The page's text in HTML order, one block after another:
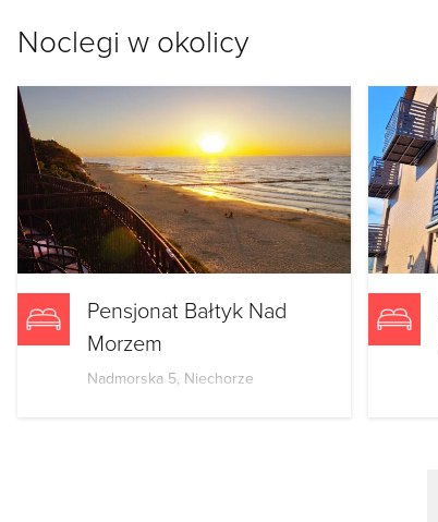
Noclegi w okolicy
Pensjonat Bałtyk Nad
Morzem
Nadmorska 5, Niechorze